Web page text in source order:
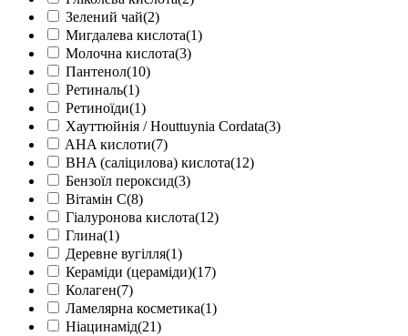
Зелений чай(2)
Мигдалева кислота(1)
Молочна кислота(3)
Пантенол(10)
Ретиналь(1)
Ретиноїди(1)
Хауттюйнія / Houttuynia Cordata(3)
AHA кислоти(7)
BHA (саліцилова) кислота(12)
Бензоїл пероксид(3)
Вітамін С(8)
Гіалуронова кислота(12)
Глина(1)
Деревне вугілля(1)
Кераміди (цераміди)(17)
Колаген(7)
Ламелярна косметика(1)
Ніацинамід(21)